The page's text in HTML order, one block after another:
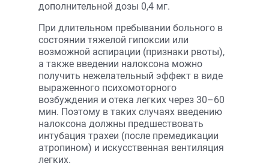
дополнительной дозы 0,4 мг.
При длительном пребывании больного в
состоянии тяжелой гипоксии или
возможной аспирации (признаки рвоты),
а также введении налоксона можно
получить нежелательный эффект в виде
выраженного психомоторного
возбуждения и отека легких через 30–60
мин. Поэтому в таких случаях введению
налоксона должны предшествовать
интубация трахеи (после премедикации
атропином) и искусственная вентиляция
легких.